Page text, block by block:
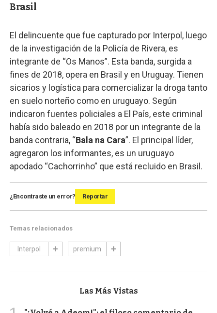
Brasil
El delincuente que fue capturado por Interpol, luego
de la investigación de la Policía de Rivera, es
integrante de “Os Manos”. Esta banda, surgida a
fines de 2018, opera en Brasil y en Uruguay. Tienen
sicarios y logística para comercializar la droga tanto
en suelo norteño como en uruguayo. Según
indicaron fuentes policiales a El País, este criminal
había sido baleado en 2018 por un integrante de la
banda contraria, “Bala na Cara”. El principal líder,
agregaron los informantes, es un uruguayo
apodado “Cachorrinho” que está recluido en Brasil.
¿Encontraste un error? Reportar
Temas relacionados
Interpol premium
Las Más Vistas